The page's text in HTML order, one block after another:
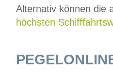
Alternativ können die
höchsten